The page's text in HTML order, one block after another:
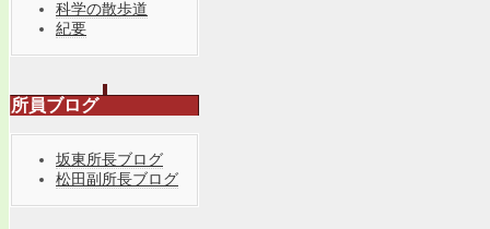
科学の散歩道
紀要
所員ブログ
坂東所長ブログ
松田副所長ブログ